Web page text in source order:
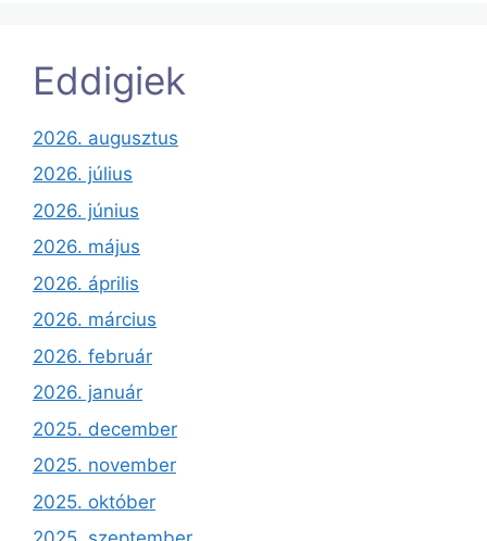
Eddigiek
2026. augusztus
2026. július
2026. június
2026. május
2026. április
2026. március
2026. február
2026. január
2025. december
2025. november
2025. október